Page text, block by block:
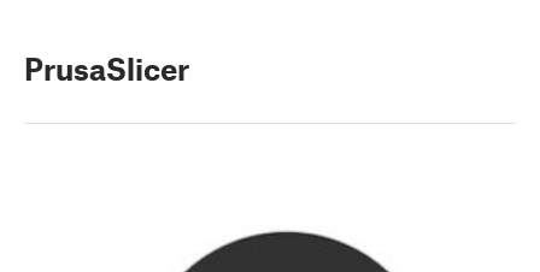
PrusaSlicer